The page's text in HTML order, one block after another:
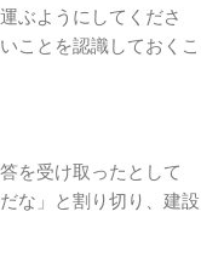
ぶようにしてくださ
ことを認識しておくこ
を受け取ったとして
な」と割り切り、建設